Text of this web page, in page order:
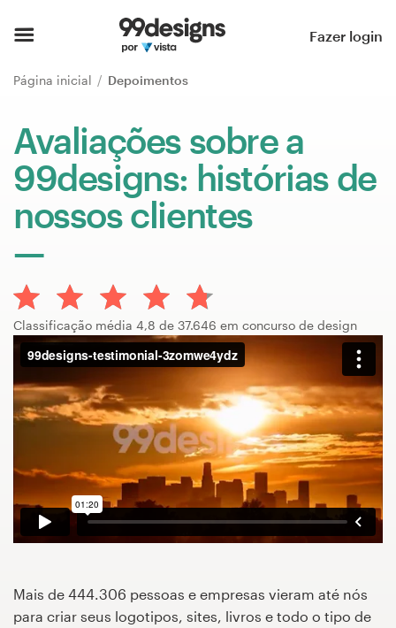
Fazer login
Página inicial Depoimentos
Avaliações sobre a
99designs: histórias de
nossos clientes
Classificação média 4,8 de 37.646 em concurso de design
Mais de 444.306 pessoas e empresas vieram até nós
para criar seus logotipos, sites, livros e todo o tipo de
Página inicial
Pesquisar categorias
Como funciona
Encontre um designer
Inspiração
99designs Pro
Serviços
de
Concursos de designs
Projetos 1-para-1
Encontre um designer
99designs Studio